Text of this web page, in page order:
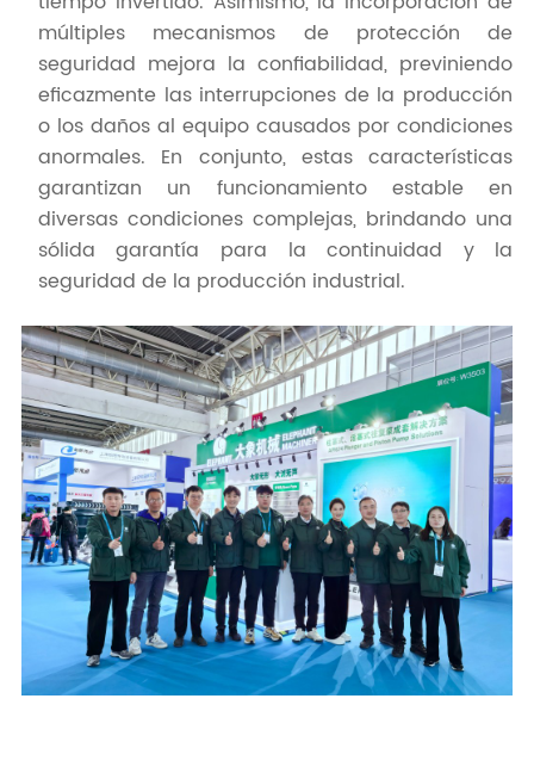
múltiples mecanismos de protección de
seguridad mejora la confiabilidad, previniendo
eficazmente las interrupciones de la producción
o los daños al equipo causados ​​por condiciones
anormales. En conjunto, estas características
garantizan un funcionamiento estable en
diversas condiciones complejas, brindando una
sólida garantía para la continuidad y la
seguridad de la producción industrial.